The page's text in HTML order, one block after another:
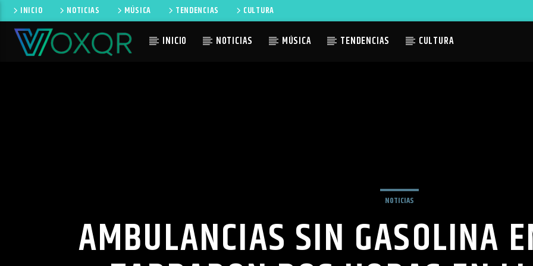
INICIO NOTICIAS MÚSICA TENDENCIAS CULTURA
INICIO NOTICIAS MÚSICA TENDENCIAS CULTURA
NOTICIAS
AMBULANCIAS SIN GASOLINA